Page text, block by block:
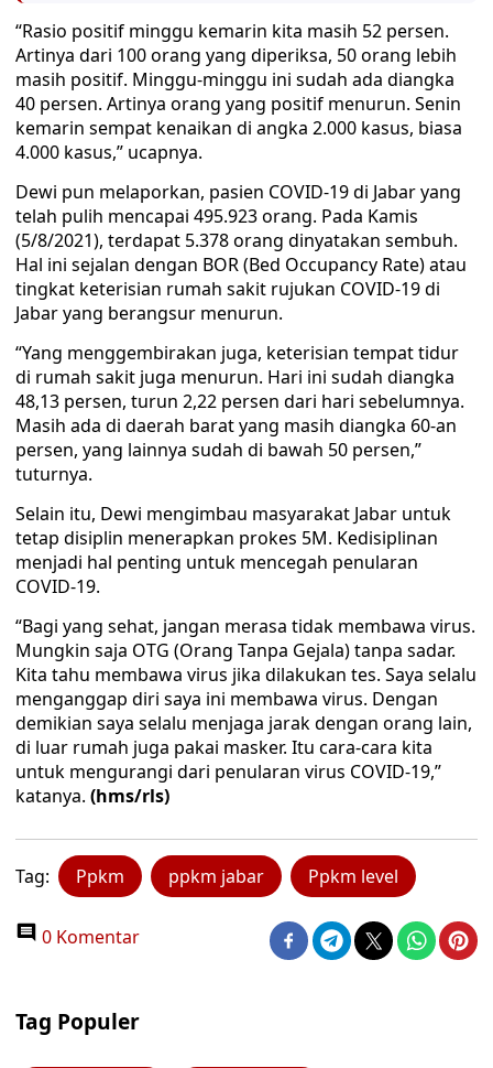
“Rasio positif minggu kemarin kita masih 52 persen.
Artinya dari 100 orang yang diperiksa, 50 orang lebih
masih positif. Minggu-minggu ini sudah ada diangka
40 persen. Artinya orang yang positif menurun. Senin
kemarin sempat kenaikan di angka 2.000 kasus, biasa
4.000 kasus,” ucapnya.
Dewi pun melaporkan, pasien COVID-19 di Jabar yang
telah pulih mencapai 495.923 orang. Pada Kamis
(5/8/2021), terdapat 5.378 orang dinyatakan sembuh.
Hal ini sejalan dengan BOR (Bed Occupancy Rate) atau
tingkat keterisian rumah sakit rujukan COVID-19 di
Jabar yang berangsur menurun.
“Yang menggembirakan juga, keterisian tempat tidur
di rumah sakit juga menurun. Hari ini sudah diangka
48,13 persen, turun 2,22 persen dari hari sebelumnya.
Masih ada di daerah barat yang masih diangka 60-an
persen, yang lainnya sudah di bawah 50 persen,”
tuturnya.
Selain itu, Dewi mengimbau masyarakat Jabar untuk
tetap disiplin menerapkan prokes 5M. Kedisiplinan
menjadi hal penting untuk mencegah penularan
COVID-19.
“Bagi yang sehat, jangan merasa tidak membawa virus.
Mungkin saja OTG (Orang Tanpa Gejala) tanpa sadar.
Kita tahu membawa virus jika dilakukan tes. Saya selalu
menganggap diri saya ini membawa virus. Dengan
demikian saya selalu menjaga jarak dengan orang lain,
di luar rumah juga pakai masker. Itu cara-cara kita
untuk mengurangi dari penularan virus COVID-19,”
katanya. (hms/rls)
Tag: Ppkm ppkm jabar Ppkm level
0 Komentar
Tag Populer